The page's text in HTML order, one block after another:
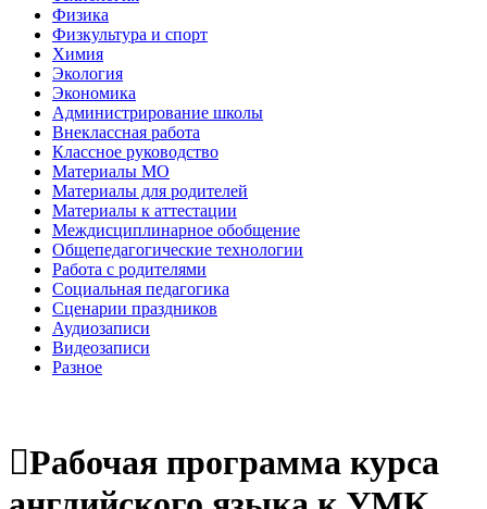
Физика
Физкультура и спорт
Химия
Экология
Экономика
Администрирование школы
Внеклассная работа
Классное руководство
Материалы МО
Материалы для родителей
Материалы к аттестации
Междисциплинарное обобщение
Общепедагогические технологии
Работа с родителями
Социальная педагогика
Сценарии праздников
Аудиозаписи
Видеозаписи
Разное
Рабочая программа курса